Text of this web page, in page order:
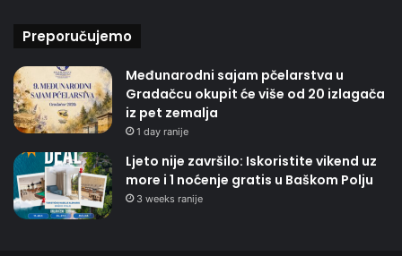
Preporučujemo
Međunarodni sajam pčelarstva u
Gradačcu okupit će više od 20 izlagača
iz pet zemalja
1 day ranije
Ljeto nije završilo: Iskoristite vikend uz
more i 1 noćenje gratis u Baškom Polju
3 weeks ranije